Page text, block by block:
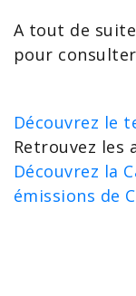
A tout de
pour
Découvrez le
Retrouvez les
Découvrez la
émissions de